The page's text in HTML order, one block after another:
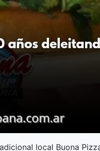
local Buona